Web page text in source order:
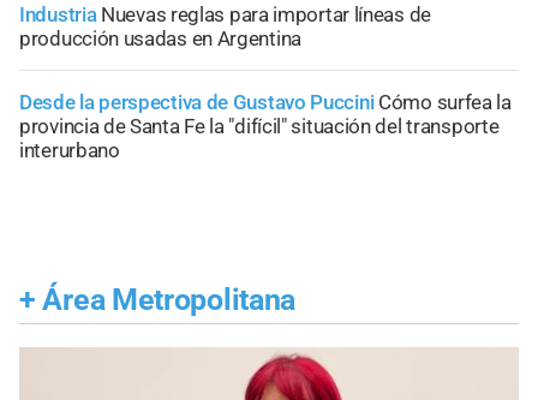
Industria Nuevas reglas para importar líneas de
producción usadas en Argentina
Desde la perspectiva de Gustavo Puccini Cómo surfea la
provincia de Santa Fe la "difícil" situación del transporte
interurbano
+ Área Metropolitana